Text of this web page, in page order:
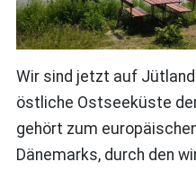
Wir sind jetzt auf
östliche Ostseeküste
gehört zum
Dänemarks, durch den